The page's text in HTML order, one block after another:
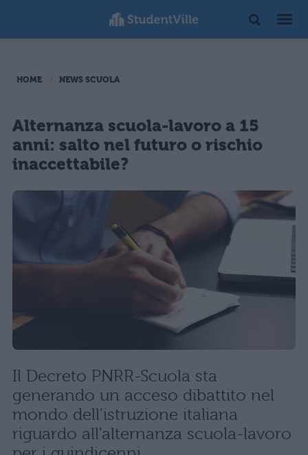
HOME NEWS SCUOLA
Alternanza scuola-lavoro a 15
anni: salto nel futuro o rischio
inaccettabile?
Il Decreto PNRR-Scuola sta
generando un acceso dibattito nel
mondo dell'istruzione italiana
riguardo all'alternanza scuola-lavoro